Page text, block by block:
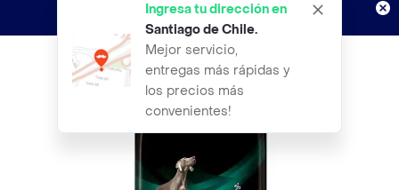
Ingresa tu dirección en
Santiago de Chile.
Mejor servicio,
entregas más rápidas y
los precios más
convenientes!
envíos gratis por semanas
Aplican TyC